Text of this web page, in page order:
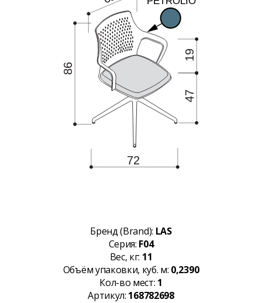
Бренд (Brand): LAS
Серия: F04
Вес, кг: 11
Объём упаковки, куб. м: 0,2390
Кол-во мест: 1
Артикул: 168782698